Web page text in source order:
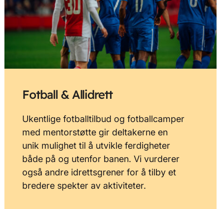
Fotball & Allidrett
Ukentlige fotballtilbud og fotballcamper
med mentorstøtte gir deltakerne en
unik mulighet til å utvikle ferdigheter
både på og utenfor banen. Vi vurderer
også andre idrettsgrener for å tilby et
bredere spekter av aktiviteter.